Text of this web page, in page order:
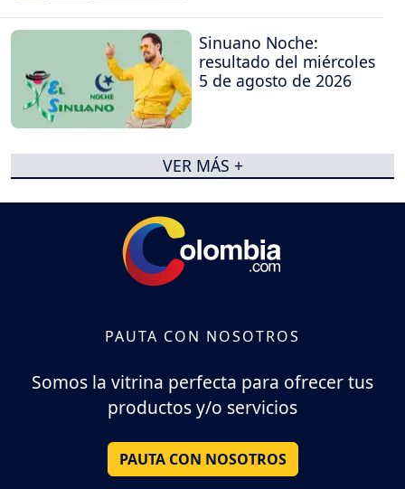
Sinuano Noche:
resultado del miércoles
5 de agosto de 2026
VER MÁS +
PAUTA CON NOSOTROS
Somos la vitrina perfecta para ofrecer tus
productos y/o servicios
PAUTA CON NOSOTROS